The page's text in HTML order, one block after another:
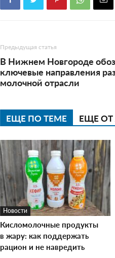
Предыдущая статья
В Нижнем Новгороде
ключевые направления
молочной отрасли
ЕЩЕ ПО ТЕМЕ ЕЩЕ ОТ
Новости
Кисломолочные продукты
в жару: как поддержать
рацион и не навредить